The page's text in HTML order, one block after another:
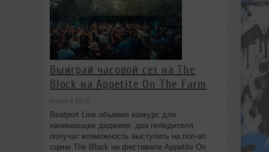
Выиграй часовой сет на The
Block на Appetite On The Farm
вчера в 16:01
Beatport Live объявил конкурс для
начинающих диджеев: два победителя
получат возможность выступить на поп‑ап
сцене The Block на фестивале Appetite On